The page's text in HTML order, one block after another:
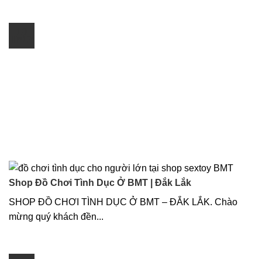
Shop Đồ Chơi Tình Dục Ở BMT | Đắk Lắk
SHOP ĐỒ CHƠI TÌNH DỤC Ở BMT – ĐẮK LẮK. Chào
mừng quý khách đền...